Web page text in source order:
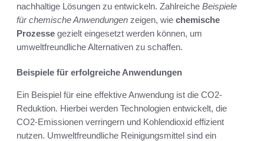
nachhaltige Lösungen zu entwickeln. Zahlreiche Beispiele
für chemische Anwendungen zeigen, wie chemische
Prozesse gezielt eingesetzt werden können, um
umweltfreundliche Alternativen zu schaffen.
Beispiele für erfolgreiche Anwendungen
Ein Beispiel für eine effektive Anwendung ist die CO2-
Reduktion. Hierbei werden Technologien entwickelt, die
CO2-Emissionen verringern und Kohlendioxid effizient
nutzen. Umweltfreundliche Reinigungsmittel sind ein